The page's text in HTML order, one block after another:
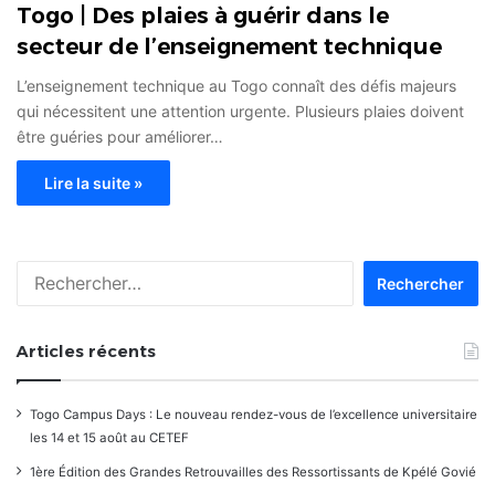
Togo | Des plaies à guérir dans le
secteur de l’enseignement technique
L’enseignement technique au Togo connaît des défis majeurs
qui nécessitent une attention urgente. Plusieurs plaies doivent
être guéries pour améliorer…
Lire la suite »
Articles récents
Togo Campus Days : Le nouveau rendez-vous de l’excellence universitaire
les 14 et 15 août au CETEF
1ère Édition des Grandes Retrouvailles des Ressortissants de Kpélé Govié